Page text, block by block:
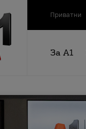
Приватни
За А1